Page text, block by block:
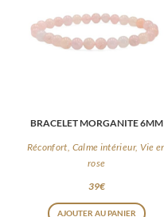
BRACELET MORGANITE 6MM
Réconfort, Calme intérieur, Vie
rose
39€
AJOUTER AU PANIER